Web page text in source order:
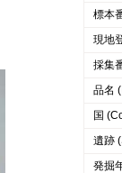
標本
現地
採集
品名
国
遺跡
発掘